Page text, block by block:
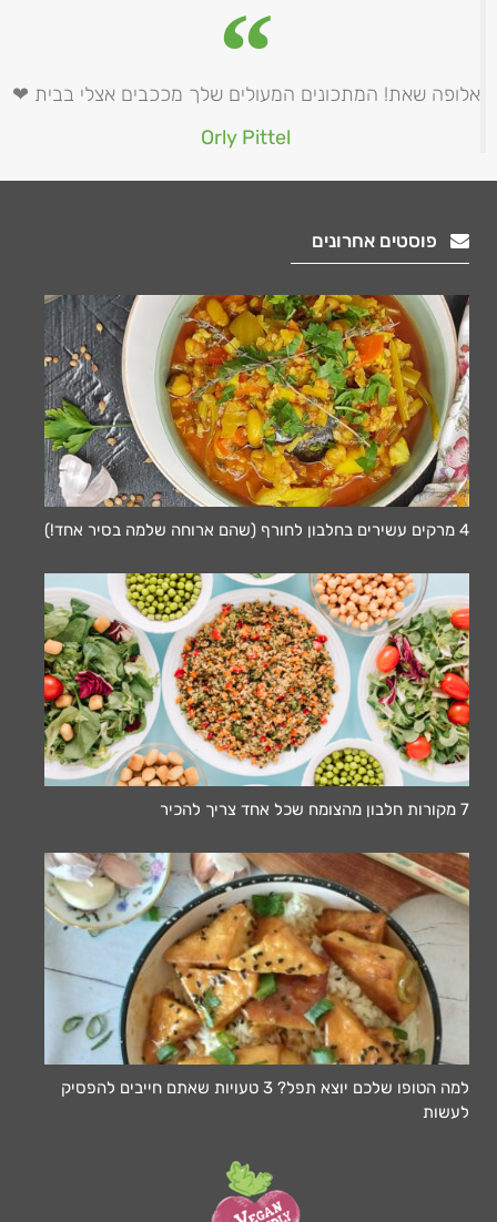
אלופה שאת! המתכונים המעולים שלך מככבים אצלי בבית ❤
Orly Pittel
פוסטים אחרונים
4 מרקים עשירים בחלבון לחורף (שהם ארוחה שלמה בסיר אחד!)
7 מקורות חלבון מהצומח שכל אחד צריך להכיר
למה הטופו שלכם יוצא תפל? 3 טעויות שאתם חייבים להפסיק
לעשות